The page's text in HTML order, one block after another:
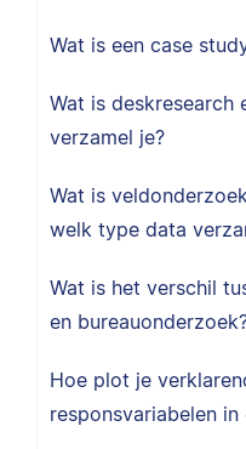
Wat is een case
Wat is deskresearch
verzamel je?
Wat is
welk type data
Wat is het verschil
en
Hoe plot je
responsvariabelen in